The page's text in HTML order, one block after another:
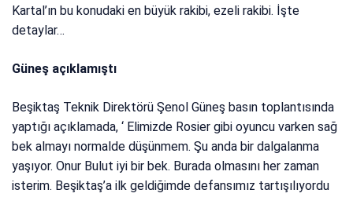
Kartal’ın bu konudaki en büyük rakibi, ezeli rakibi. İşte
detaylar…
Güneş açıklamıştı
Beşiktaş Teknik Direktörü Şenol Güneş basın toplantısında
yaptığı açıklamada, ‘ Elimizde Rosier gibi oyuncu varken sağ
bek almayı normalde düşünmem. Şu anda bir dalgalanma
yaşıyor. Onur Bulut iyi bir bek. Burada olmasını her zaman
isterim. Beşiktaş’a ilk geldiğimde defansımız tartışılıyordu